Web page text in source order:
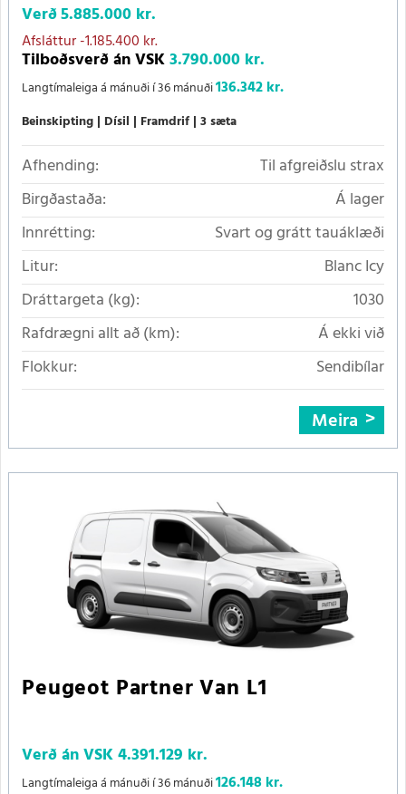
Verð5.885.000 kr.
Afsláttur-1.185.400 kr.
Tilboðsverð án VSK3.790.000 kr.
Langtímaleiga á mánuði í 36 mánuði136.342 kr.
Beinskipting Dísil Framdrif 3 sæta
Afhending:
Til afgreiðslu strax
Birgðastaða:
Á lager
Innrétting:
Svart og grátt tauáklæði
Litur:
Blanc Icy
Dráttargeta (kg):
1030
Rafdrægni allt að (km):
Á ekki við
Flokkur:
Sendibílar
Meira
Peugeot Partner Van L1
Verð án VSK4.391.129 kr.
Langtímaleiga á mánuði í 36 mánuði126.148 kr.